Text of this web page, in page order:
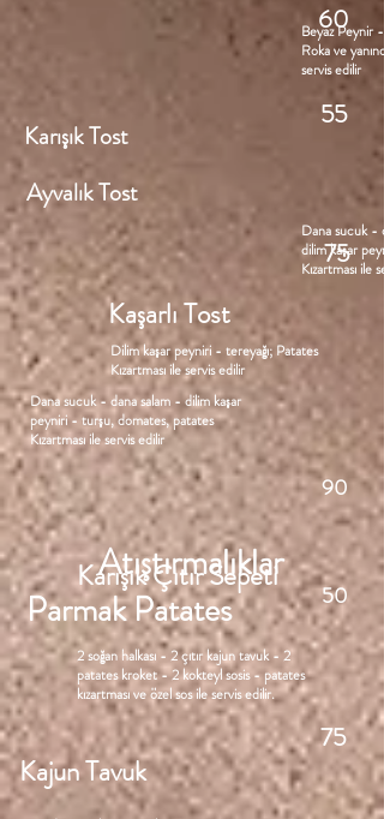
Karışık Tost
60
Beyaz Peynir
Roka ve
servis edilir
55
Ayvalık Tost
Dana sucuk -
dilim kaşar
Kızartması ile
75
Kaşarlı Tost
Dilim kaşar peyniri - tereyağı; Patates
Kızartması ile servis edilir
Dana sucuk - dana salam - dilim kaşar
peyniri - turşu, domates, patates
Kızartması ile servis edilir
90
Atıştırmalıklar
Karışık Çıtır Sepeti 50
Parmak Patates
2 soğan halkası - 2 çıtır kajun tavuk - 2
patates kroket - 2 kokteyl sosis - patates
kızartması ve özel sos ile servis edilir.
Kajun Tavuk
75